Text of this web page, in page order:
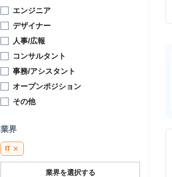
エンジニア
デザイナー
人事/広報
コンサルタント
事務/アシスタント
オープンポジション
その他
業界
IT close
業界を選択する